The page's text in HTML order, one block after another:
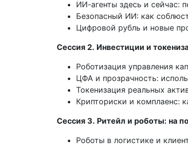
ИИ-агенты здесь и
Безопасный ИИ: как
Цифровой рубль и новые
Сессия 2. Инвестиции и
Роботизация управления
ЦФА и прозрачность:
Токенизация реальных
Крипториски и комплаенс:
Сессия 3. Ритейл и роботы: на
Роботы в логистике и